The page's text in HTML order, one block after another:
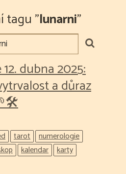
tagu "lunarni"
dubna 2025:
a důraz
tarot
numerologie
kalendar karty